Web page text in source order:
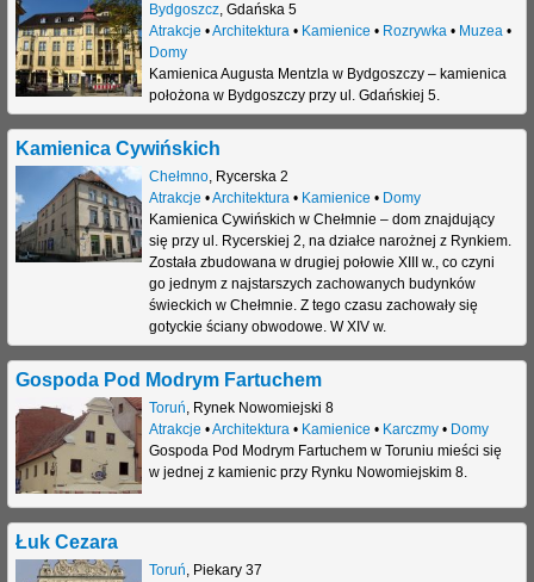
Bydgoszcz, Gdańska 5
Atrakcje •Architektura• Kamienice • Rozrywka• Muzea•
Domy
Kamienica Augusta Mentzla w Bydgoszczy – kamienica
położona w Bydgoszczy przy ul. Gdańskiej 5.
Kamienica Cywińskich
Chełmno, Rycerska 2
Atrakcje •Architektura• Kamienice • Domy
Kamienica Cywińskich w Chełmnie – dom znajdujący
się przy ul. Rycerskiej 2, na działce narożnej z Rynkiem.
Została zbudowana w drugiej połowie XIII w., co czyni
go jednym z najstarszych zachowanych budynków
świeckich w Chełmnie. Z tego czasu zachowały się
gotyckie ściany obwodowe. W XIV w.
Gospoda Pod Modrym Fartuchem
Toruń, Rynek Nowomiejski 8
Atrakcje •Architektura• Kamienice • Karczmy• Domy
Gospoda Pod Modrym Fartuchem w Toruniu mieści się
w jednej z kamienic przy Rynku Nowomiejskim 8.
Łuk Cezara
Toruń, Piekary 37